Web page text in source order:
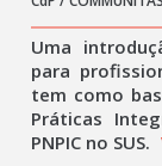
Uma
para
tem como
Práticas
PNPIC no SUS.